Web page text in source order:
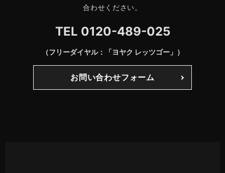
合わせください。
TEL 0120-489-025
（フリーダイヤル：「ヨヤク レッツゴー」）
お問い合わせフォーム